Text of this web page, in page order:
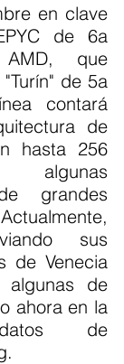
en clave
de 6a
que
de 5a
contará
de
hasta 256
grandes
sus
de Venecia
de
ahora en la
de